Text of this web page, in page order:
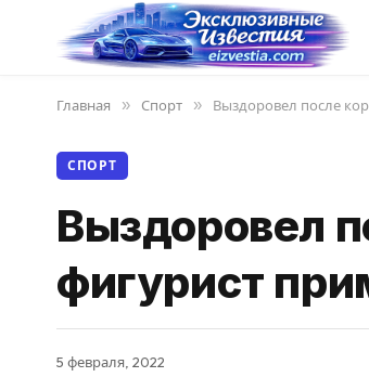
Главная » Спорт » Выздоровел после
СПОРТ
Выздоровел
фигурист
5 февраля, 2022